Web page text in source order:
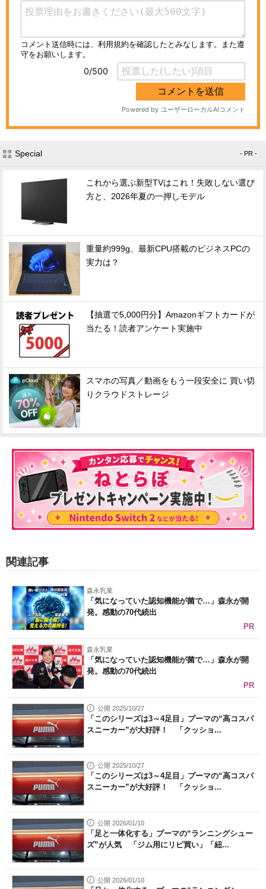
Special - PR -
これから選ぶ新型TVはこれ！失敗しない選び
方と、2026年夏の一押しモデル
重量約999g、最新CPU搭載のビジネスPCの
実力は？
【抽選で5,000円分】Amazonギフトカードが
当たる！読者アンケート実施中
スマホの写真／動画をもう一段安全に 買い切
りクラウドストレージ
関連記事
森永乳業
「気になっていた認知機能が菌で…」森永が開
発。感動の70代続出
PR
森永乳業
「気になっていた認知機能が菌で…」森永が開
発。感動の70代続出
PR
公開 2025/10/27
「このシリーズは3～4足目」プーマの“高コスパ
スニーカー”が大好評！ 「クッショ...
公開 2025/10/27
「このシリーズは3～4足目」プーマの“高コスパ
スニーカー”が大好評！ 「クッショ...
公開 2026/01/10
「足と一体化する」プーマの“ランニングシュー
ズ”が人気 「ジム用にリピ買い」「紐...
公開 2026/01/10